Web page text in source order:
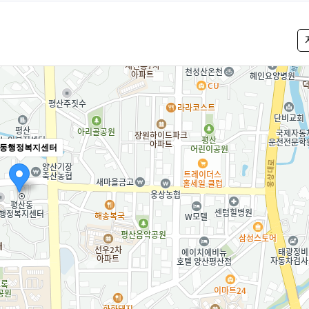
행정복지센터